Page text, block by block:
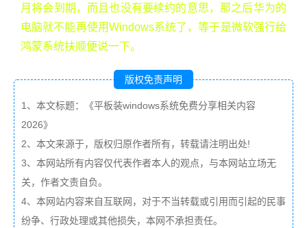
月将会到期，而且也没有要续约的意思，那之后华为的
电脑就不能再使用Windows系统了，等于是微软强行给
鸿蒙系统扶顺便说一下。
版权免责声明
1、本文标题：《平板装windows系统免费分享相关内容
2026》
2、本文来源于，版权归原作者所有，转载请注明出处!
3、本网站所有内容仅代表作者本人的观点，与本网站立场无
关，作者文责自负。
4、本网站内容来自互联网，对于不当转载或引用而引起的民事
纷争、行政处理或其他损失，本网不承担责任。